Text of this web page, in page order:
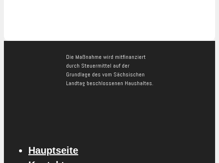
Die Maßnahme wird mitfinanziert
durch Steuermittel auf der
Grundlage des vom Sächsischen
Landtag beschlossenen Haushaltes.
Hauptseite